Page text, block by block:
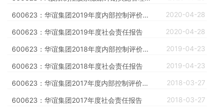
2020-04-28
600623：华谊集团2019年度内部控制评价报告
2020-04-28
600623：华谊集团2019年度社会责任报告
2019-04-23
600623：华谊集团2018年度内部控制评价报告
2019-04-23
600623：华谊集团2018年度社会责任报告
2018-03-27
600623：华谊集团2017年度内部控制评价报告
2018-03-27
600623：华谊集团2017年度社会责任报告